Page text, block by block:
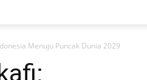
Menuju Puncak Dunia 2029